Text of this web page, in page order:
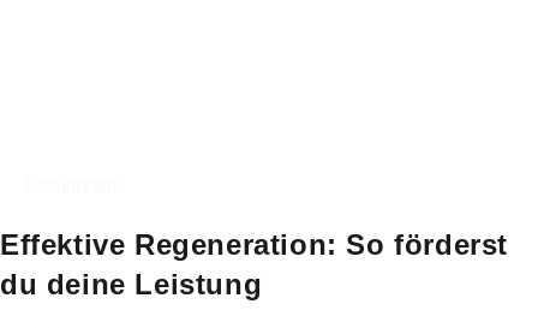
Effektive Regeneration: So förderst
du deine Leistung